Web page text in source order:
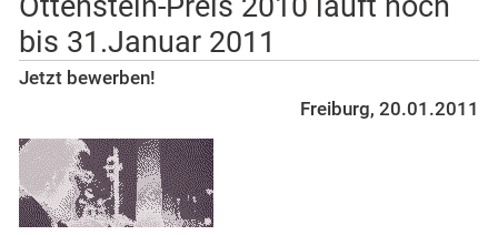
bis 31.Januar 2011
Jetzt bewerben!
Freiburg, 20.01.2011